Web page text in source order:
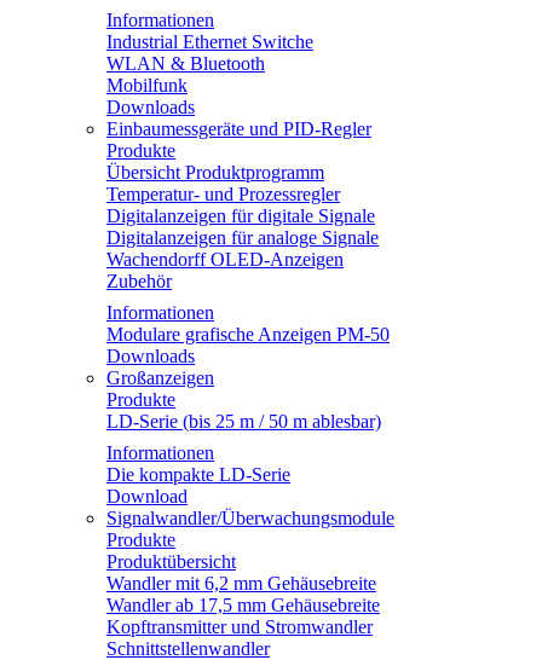
Informationen
Industrial Ethernet Switche
WLAN & Bluetooth
Mobilfunk
Downloads
Einbaumessgeräte und PID-Regler
Produkte
Übersicht Produktprogramm
Temperatur- und Prozessregler
Digitalanzeigen für digitale Signale
Digitalanzeigen für analoge Signale
Wachendorff OLED-Anzeigen
Zubehör
Informationen
Modulare grafische Anzeigen PM-50
Downloads
Großanzeigen
Produkte
LD-Serie (bis 25 m / 50 m ablesbar)
Informationen
Die kompakte LD-Serie
Download
Signalwandler/Überwachungsmodule
Produkte
Produktübersicht
Wandler mit 6,2 mm Gehäusebreite
Wandler ab 17,5 mm Gehäusebreite
Kopftransmitter und Stromwandler
Schnittstellenwandler